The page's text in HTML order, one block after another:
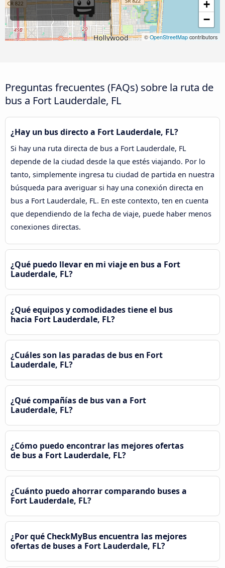
+
−
©OpenStreetMap contributors
Preguntas frecuentes (FAQs) sobre la ruta de
bus a Fort Lauderdale, FL
¿Hay un bus directo a Fort Lauderdale, FL?
Si hay una ruta directa de bus a Fort Lauderdale, FL
depende de la ciudad desde la que estés viajando. Por lo
tanto, simplemente ingresa tu ciudad de partida en nuestra
búsqueda para averiguar si hay una conexión directa en
bus a Fort Lauderdale, FL. En este contexto, ten en cuenta
que dependiendo de la fecha de viaje, puede haber menos
conexiones directas.
¿Qué puedo llevar en mi viaje en bus a Fort
Lauderdale, FL?
¿Qué equipos y comodidades tiene el bus
hacia Fort Lauderdale, FL?
¿Cuáles son las paradas de bus en Fort
Lauderdale, FL?
¿Qué compañías de bus van a Fort
Lauderdale, FL?
¿Cómo puedo encontrar las mejores ofertas
de bus a Fort Lauderdale, FL?
¿Cuánto puedo ahorrar comparando buses a
Fort Lauderdale, FL?
¿Por qué CheckMyBus encuentra las mejores
ofertas de buses a Fort Lauderdale, FL?